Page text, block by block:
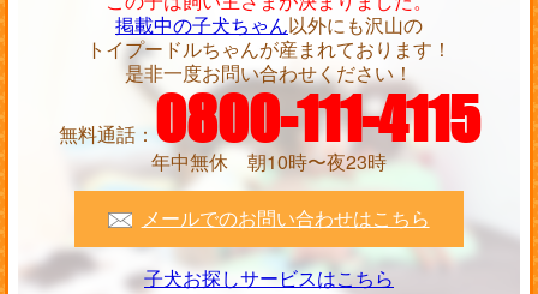
掲載中の子犬ちゃん以外にも沢山の
トイプードルちゃんが産まれております！
是非一度お問い合わせください！
無料通話： 0800-111-4115
年中無休 朝10時〜夜23時
メールでのお問い合わせはこちら
子犬お探しサービスはこちら